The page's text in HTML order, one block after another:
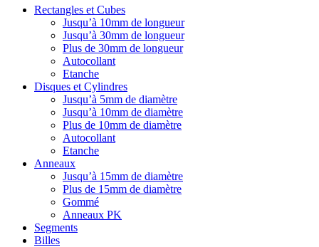
Rectangles et Cubes
Jusqu’à 10mm de longueur
Jusqu’à 30mm de longueur
Plus de 30mm de longueur
Autocollant
Etanche
Disques et Cylindres
Jusqu’à 5mm de diamètre
Jusqu’à 10mm de diamètre
Plus de 10mm de diamètre
Autocollant
Etanche
Anneaux
Jusqu’à 15mm de diamètre
Plus de 15mm de diamètre
Gommé
Anneaux PK
Segments
Billes